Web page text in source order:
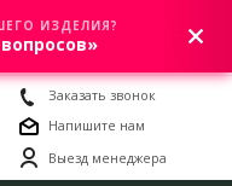
0
Заказать звонок
Напишите нам
Выезд менеджера
ИЗДЕЛИЯ?